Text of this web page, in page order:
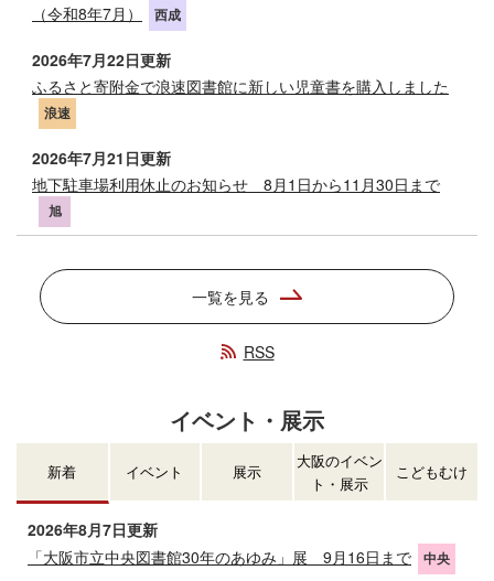
（令和8年7月）
西成
2026年7月22日更新
ふるさと寄附金で浪速図書館に新しい児童書を購入しました
浪速
2026年7月21日更新
地下駐車場利用休止のお知らせ 8月1日から11月30日まで
旭
一覧を見る
RSS
イベント・展示
新着
2026年8月7日更新
「大阪市立中央図書館30年のあゆみ」展 9月16日まで
中央
イベント 展示
大阪のイベン
ト・展示
こどもむけ